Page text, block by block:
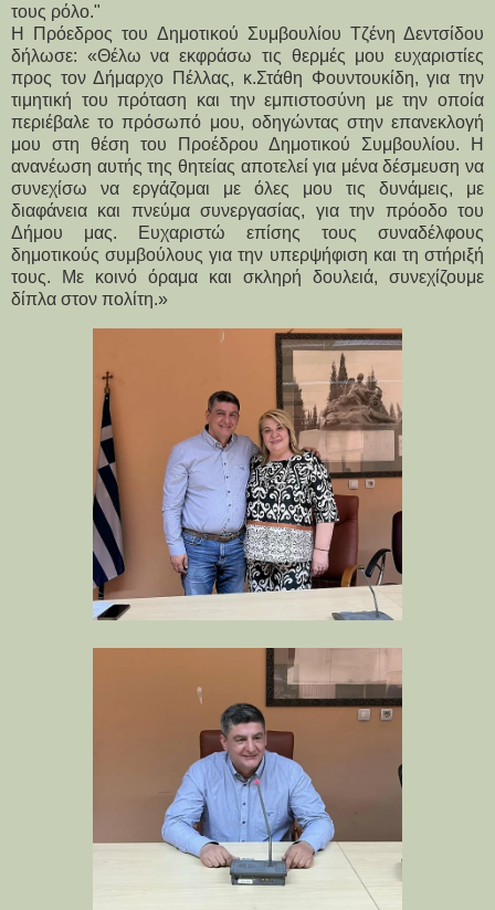
τους ρόλο."
Η Πρόεδρος του Δημοτικού Συμβουλίου Τζένη Δεντσίδου
δήλωσε: «Θέλω να εκφράσω τις θερμές μου ευχαριστίες
προς τον Δήμαρχο Πέλλας, κ.Στάθη Φουντουκίδη, για την
τιμητική του πρόταση και την εμπιστοσύνη με την οποία
περιέβαλε το πρόσωπό μου, οδηγώντας στην επανεκλογή
μου στη θέση του Προέδρου Δημοτικού Συμβουλίου. Η
ανανέωση αυτής της θητείας αποτελεί για μένα δέσμευση να
συνεχίσω να εργάζομαι με όλες μου τις δυνάμεις, με
διαφάνεια και πνεύμα συνεργασίας, για την πρόοδο του
Δήμου μας. Ευχαριστώ επίσης τους συναδέλφους
δημοτικούς συμβούλους για την υπερψήφιση και τη στήριξή
τους. Με κοινό όραμα και σκληρή δουλειά, συνεχίζουμε
δίπλα στον πολίτη.»